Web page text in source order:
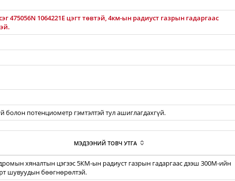
1064221E цэгт төвтэй, 4км-ын радиуст газрын гадаргаас
болон потенциометр гэмтэлтэй тул ашиглагдахгүй.
МЭДЭЭНИЙ ТОВЧ УТГА
хяналтын цэгээс 5КМ-ын радиуст газрын гадаргаас дээш 300М-ийн
шувуудын бөөгнөрөлтэй.